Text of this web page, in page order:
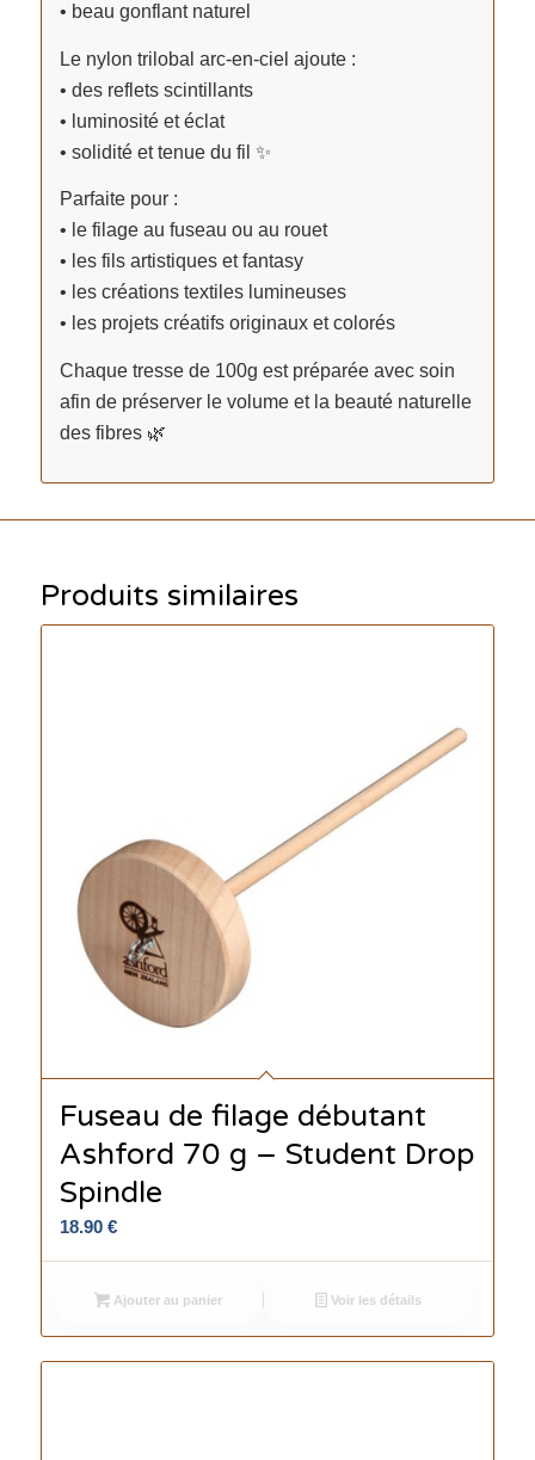
• beau gonflant naturel
Le nylon trilobal arc-en-ciel ajoute :
• des reflets scintillants
• luminosité et éclat
• solidité et tenue du fil ✨
Parfaite pour :
• le filage au fuseau ou au rouet
• les fils artistiques et fantasy
• les créations textiles lumineuses
• les projets créatifs originaux et colorés
Chaque tresse de 100g est préparée avec soin
afin de préserver le volume et la beauté naturelle
des fibres 🌿
Produits similaires
Fuseau de filage débutant
Ashford 70 g – Student Drop
Spindle
18.90 €
Ajouter au panier Voir les détails